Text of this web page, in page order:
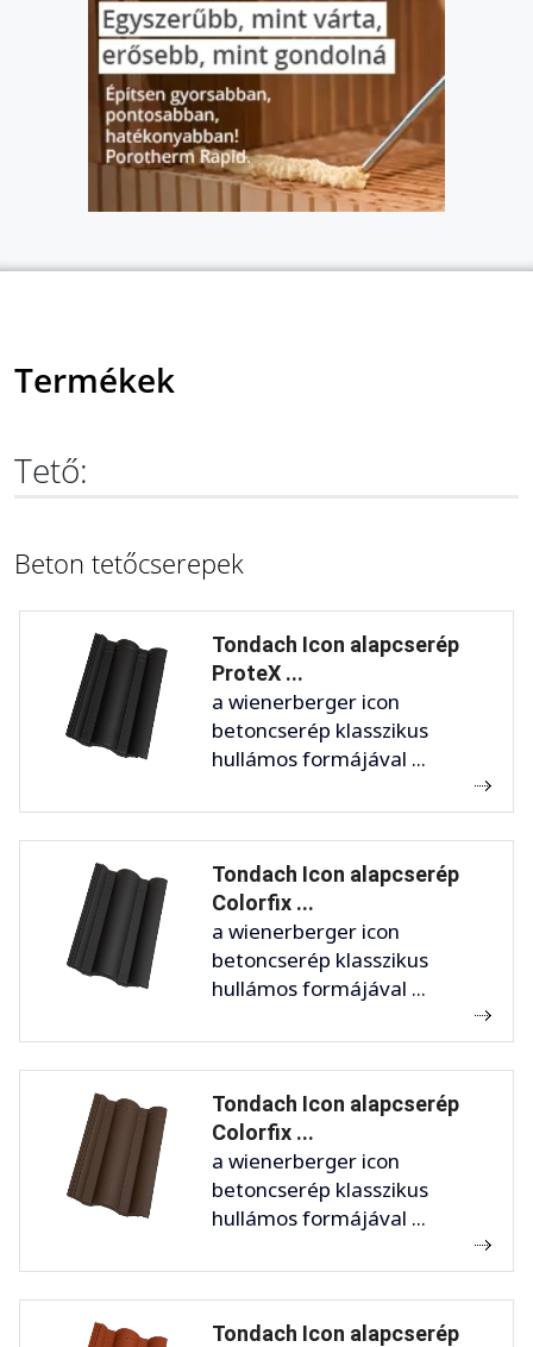
Termékek
Tető:
Beton tetőcserepek
Tondach Icon alapcserép
ProteX ...
a wienerberger icon
betoncserép klasszikus
hullámos formájával ...
Tondach Icon alapcserép
Colorfix ...
a wienerberger icon
betoncserép klasszikus
hullámos formájával ...
Tondach Icon alapcserép
Colorfix ...
a wienerberger icon
betoncserép klasszikus
hullámos formájával ...
Tondach Icon alapcserép